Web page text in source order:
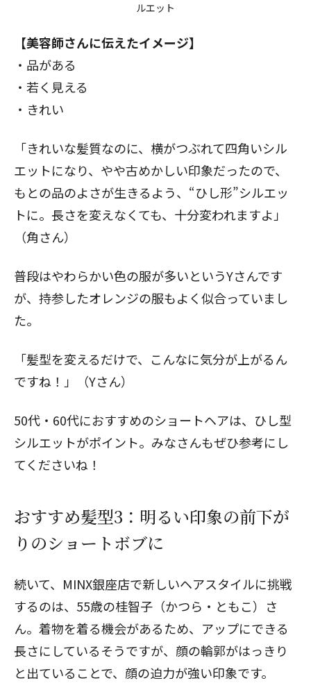
ルエット
【美容師さんに伝えたイメージ】
・品がある
・若く見える
・きれい
「きれいな髪質なのに、横がつぶれて四角いシル
エットになり、やや古めかしい印象だったので、
もとの品のよさが生きるよう、“ひし形”シルエッ
トに。長さを変えなくても、十分変われますよ」
（角さん）
普段はやわらかい色の服が多いというYさんです
が、持参したオレンジの服もよく似合っていまし
た。
「髪型を変えるだけで、こんなに気分が上がるん
ですね！」（Yさん）
50代・60代におすすめのショートヘアは、ひし型
シルエットがポイント。みなさんもぜひ参考にし
てくださいね！
おすすめ髪型3：明るい印象の前下が
りのショートボブに
続いて、MINX銀座店で新しいヘアスタイルに挑戦
するのは、55歳の桂智子（かつら・ともこ）さ
ん。着物を着る機会があるため、アップにできる
長さにしているそうですが、顔の輪郭がはっきり
と出ていることで、顔の迫力が強い印象です。